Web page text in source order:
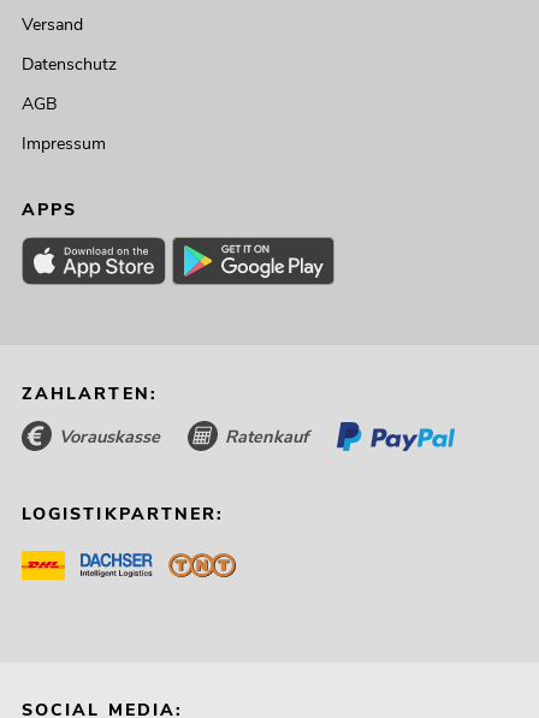
Versand
Datenschutz
AGB
Impressum
APPS
ZAHLARTEN:
Vorauskasse Ratenkauf
LOGISTIKPARTNER:
SOCIAL MEDIA: